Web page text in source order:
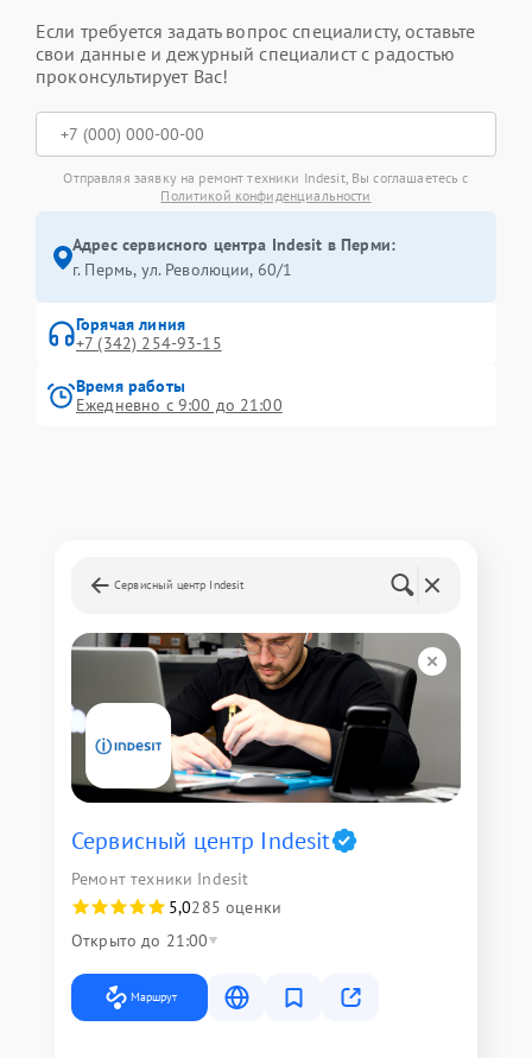
Если требуется задать вопрос специалисту, оставьте
свои данные и дежурный специалист с радостью
проконсультирует Вас!
Отправляя заявку на ремонт техники Indesit, Вы соглашаетесь с
Политикой конфиденциальности
Адрес сервисного центра Indesit в Перми:
г. Пермь, ул. ​Революции, 60/1
Горячая линия
+7 (342) 254-93-15
Время работы
Ежедневно с 9:00 до 21:00
Сервисный центр Indesit
Сервисный центр Indesit
Ремонт техники Indesit
5,0285 оценки
Открыто до 21:00
Маршрут